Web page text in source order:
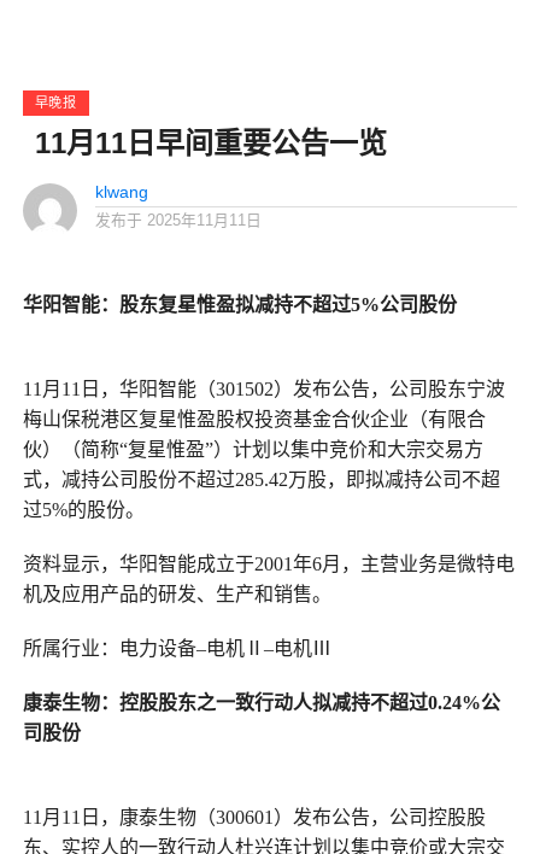
早晚报
11月11日早间重要公告一览
klwang
发布于 2025年11月11日
华阳智能： 股东复星惟盈拟减持不超过5%公司股份
11月11日，华阳智能（301502）发布公告，公司股东宁波
梅山保税港区复星惟盈股权投资基金合伙企业（有限合
伙）（简称“复星惟盈”）计划以集中竞价和大宗交易方
式，减持公司股份不超过285.42万股，即拟减持公司不超
过5%的股份。
资料显示，华阳智能成立于2001年6月，主营业务是微特电
机及应用产品的研发、生产和销售。
所属行业：电力设备–电机Ⅱ–电机Ⅲ
康泰生物： 控股股东之一致行动人拟减持不超过0.24%公
司股份
11月11日，康泰生物（300601）发布公告，公司控股股
东、实控人的一致行动人杜兴连计划以集中竞价或大宗交